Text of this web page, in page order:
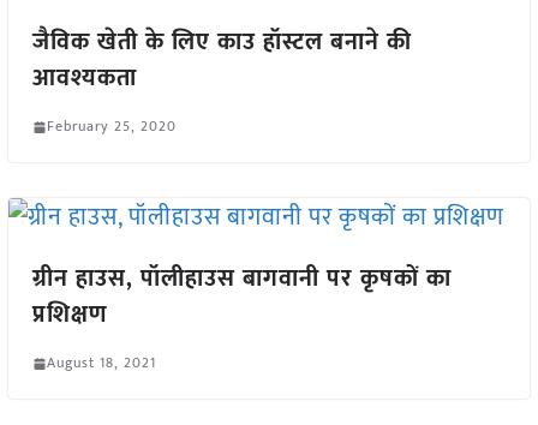
जैविक खेती के लिए काउ हॉस्टल बनाने की
आवश्यकता
February 25, 2020
ग्रीन हाउस, पॉलीहाउस बागवानी पर कृषकों का
प्रशिक्षण
August 18, 2021